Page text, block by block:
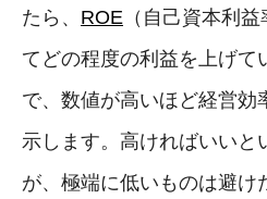
たら、 ROE （自己資本利
てどの程度の利益を上げて
で、数値が高いほど経営効
示します。高ければいいと
が、極端に低いものは避け